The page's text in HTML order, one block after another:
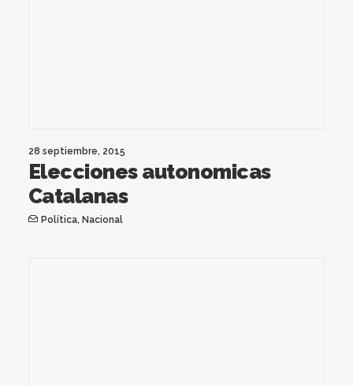
28 septiembre, 2015
Elecciones autonomicas
Catalanas
Política, Nacional